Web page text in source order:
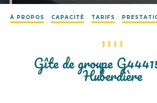
À PROPOS CAPACITÉ TARIFS
Gîte de groupe
Huberdière